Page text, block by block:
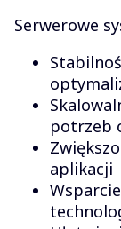
Serwerowe
potrzeb
aplikacji